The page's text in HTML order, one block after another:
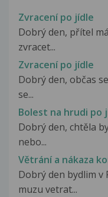
Zvracení po jídle
Dobrý den, přítel
zvracet...
Zvracení po jídle
Dobrý den, občas
se...
Bolest na hrudi po
Dobrý den, chtěla
nebo...
Větrání a nákaza
Dobrý den bydlim v
muzu vetrat...